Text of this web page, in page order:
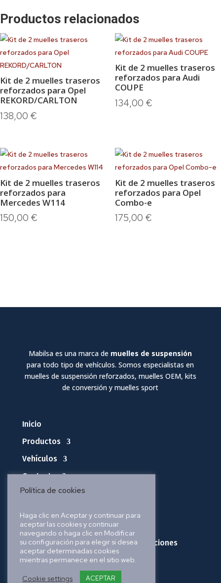
Productos relacionados
Kit de 2 muelles traseros
reforzados para Opel
REKORD/CARLTON
138,00 €
Kit de 2 muelles traseros
reforzados para Audi
COUPE
134,00 €
Kit de 2 muelles traseros
reforzados para
Mercedes W114
150,00 €
Kit de 2 muelles traseros
reforzados para Opel
Combo-e
175,00 €
Mabilsa es una marca de muelles de suspensión
para todo tipo de vehículos. Somos especialistas en
muelles de suspensión reforzados, muelles OEM, kits
de conversión y muelles sport
Inicio
Productos
Vehículos
Contacto
Política de cookies
Política de envíos, pedidos y devoluciones
Aviso legal
Política de cookies
Haga clic en Aceptar y continuar para
aceptar las cookies y continuar
navegando o haga clic en Modificar
su configuración para elegir si desea
aceptar determinadas cookies
mientras permanece en el sitio web.
Cookie settings
ACEPTAR